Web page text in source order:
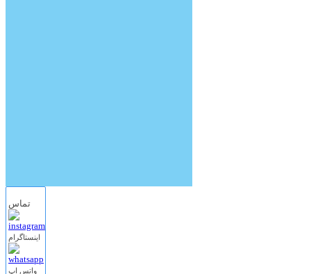
تماس
اینستاگرام
واتس اپ